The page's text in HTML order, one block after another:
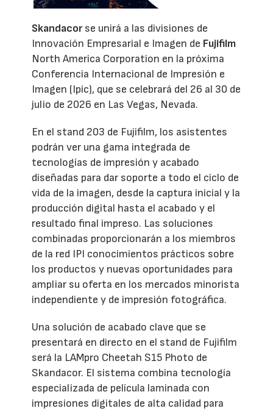
Skandacorse unirá a las divisiones de
Innovación Empresarial e Imagen de Fujifilm
North America Corporation en la próxima
Conferencia Internacional de Impresión e
Imagen (Ipic), que se celebrará del 26 al 30 de
julio de 2026 en Las Vegas, Nevada.
En el stand 203 de Fujifilm, los asistentes
podrán ver una gama integrada de
tecnologías de impresión y acabado
diseñadas para dar soporte a todo el ciclo de
vida de la imagen, desde la captura inicial y la
producción digital hasta el acabado y el
resultado final impreso. Las soluciones
combinadas proporcionarán a los miembros
de la red IPI conocimientos prácticos sobre
los productos y nuevas oportunidades para
ampliar su oferta en los mercados minorista
independiente y de impresión fotográfica.
Una solución de acabado clave que se
presentará en directo en el stand de Fujifilm
será la LAMpro Cheetah S15 Photo de
Skandacor. El sistema combina tecnología
especializada de película laminada con
impresiones digitales de alta calidad para